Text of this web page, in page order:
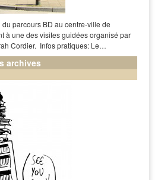
parcours BD au centre-ville de
à une des visites guidées organisé par
Cordier. Infos pratiques: Le…
archives